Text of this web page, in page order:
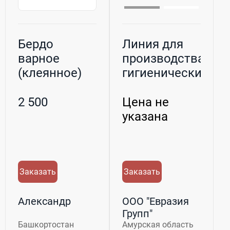
Бердо
варное
(клеянное)
АТ, подходит
2 500
Заказать
Александр
Башкортостан
Линия для
производства
гигиенических
...
Цена не
указана
Заказать
ООО "Евразия
Групп"
Амурская область